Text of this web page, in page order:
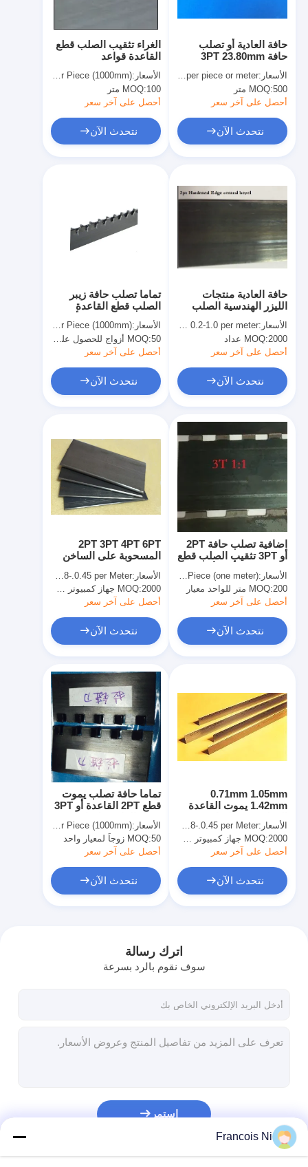
منتجات
معلومات عنا
مراقبة الجودة
اتصل بنا
آلة قطع الليزر
قطع الصلب القاعدة
يموت قطع المواد الاستهلاكية
يموت قطع المعدات
آلة السيارات بندر
صناعيّ يرقّق آلة
آلة الطباعة التلقائية
وظيفة الصحافة المعدات
مستهلكات أخرى
آلة الوسم الليزر
آلة التغليف التلقائية
الغراء تثقيب الصلب قطع
القاعدة قواعد
نقطة
الأسعار:USD 2.0-3.0 per Piece (1000mm)
MOQ:100 متر
أحصل على آخر سعر
نتحدث الآن
حافة العادية أو تصلب
حافة 3PT 23.80mm
الصلب قطع بليد ليموت
قطع
الأسعار:USD 0.3-1.0 per piece or meter
MOQ:500 متر
أحصل على آخر سعر
نتحدث الآن
تماما تصلب حافة زيبر
الصلب قطع القاعدة
3PT 3X3 3X5 5X5
الأسعار:USD 3.5-4.5 per Piece (1000mm)
MOQ:50 أزواج للحصول على واحد معيار
أحصل على آخر سعر
نتحدث الآن
حافة العادية منتجات
الليزر الهندسية الصلب
لصانع Diecut
الأسعار:USD 0.2-1.0 per meter
MOQ:2000 عداد
أحصل على آخر سعر
نتحدث الآن
2PT 3PT 4PT 6PT
المسحوبة على الساخن
القاعدة مع الجميلة
التفاف - حول الملف
الأسعار:USD 0.18-.0.45 per Meter
MOQ:2000 جهاز كمبيوتر شخصى أو 2000 متر
أحصل على آخر سعر
نتحدث الآن
اضافية تصلب حافة 2PT
أو 3PT تثقيب الصلب قطع
وجاب
الأسعار:USD 0.35-0.90 per Piece (one meter)
MOQ:200 متر للواحد معيار
أحصل على آخر سعر
نتحدث الآن
تماما حافة تصلب يموت
قطع 2PT القاعدة أو 3PT
مجلس يموت
الأسعار:USD 3.5-4.5 per Piece (1000mm)
MOQ:50 زوجاً لمعيار واحد
أحصل على آخر سعر
نتحدث الآن
0.71mm 1.05mm
1.42mm يموت القاعدة
حول الملف الشخصي
لقطع القوالب
الأسعار:USD 0.18-.0.45 per Meter
MOQ:2000 جهاز كمبيوتر شخصى أو 2000 متر
أحصل على آخر سعر
نتحدث الآن
اترك رسالة
سوف نقوم بالرد بسرعة
استمر
Francois Ni